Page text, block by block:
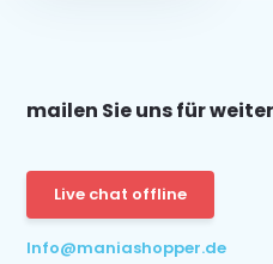
mailen Sie uns für
Live chat offline
Info@maniashopper.de